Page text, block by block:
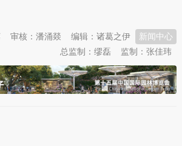
新闻中心
编辑：诸葛之伊
审核：潘涌燚
监制：张佳玮
总监制：缪磊